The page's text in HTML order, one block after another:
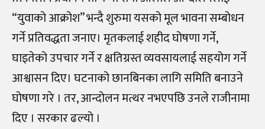
“युवाको आक्रोश” भन्दै शुरुमा यसको मूल भावना सम्बोधन
गर्ने प्रतिवद्धता जनाए। मृतकलाई शहीद घोषणा गर्ने,
घाइतेको उपचार गर्ने र क्षतिग्रस्त व्यवसायलाई सहयोग गर्ने
आश्वासन दिए। घटनाको छानबिनका लागि समिति बनाउने
घोषणा गरे । तर, आन्दोलन मत्थर नभएपछि उनले राजीनामा
दिए । सरकार ढल्यो ।